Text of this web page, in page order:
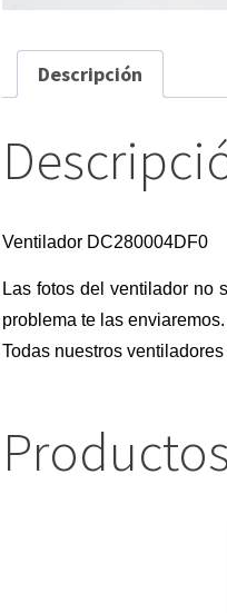
Descripción
Ventilador DC280004DF0
Las fotos del ventilador no
problema te las enviaremos.
Todas nuestros